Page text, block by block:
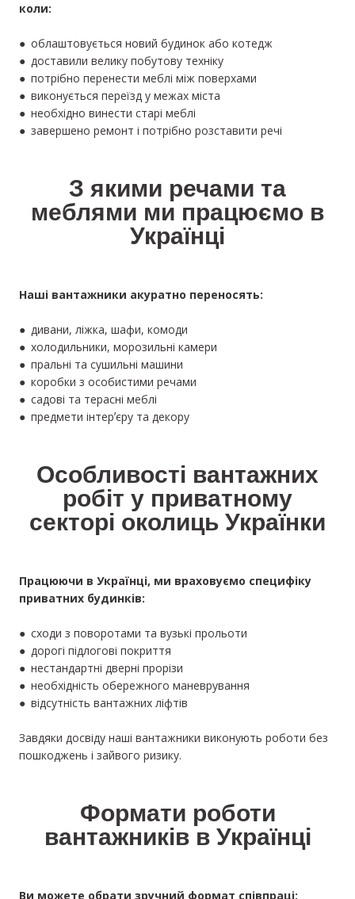
коли:
● облаштовується новий будинок або котедж
● доставили велику побутову техніку
● потрібно перенести меблі між поверхами
● виконується переїзд у межах міста
● необхідно винести старі меблі
● завершено ремонт і потрібно розставити речі
З якими речами та
меблями ми працюємо в
Українці
Наші вантажники акуратно переносять:
● дивани, ліжка, шафи, комоди
● холодильники, морозильні камери
● пральні та сушильні машини
● коробки з особистими речами
● садові та терасні меблі
● предмети інтерʼєру та декору
Особливості вантажних
робіт у приватному
секторі околиць Українки
Працюючи в Українці, ми враховуємо специфіку
приватних будинків:
● сходи з поворотами та вузькі прольоти
● дорогі підлогові покриття
● нестандартні дверні прорізи
● необхідність обережного маневрування
● відсутність вантажних ліфтів
Завдяки досвіду наші вантажники виконують роботи без
пошкоджень і зайвого ризику.
Формати роботи
вантажників в Українці
Ви можете обрати зручний формат співпраці: